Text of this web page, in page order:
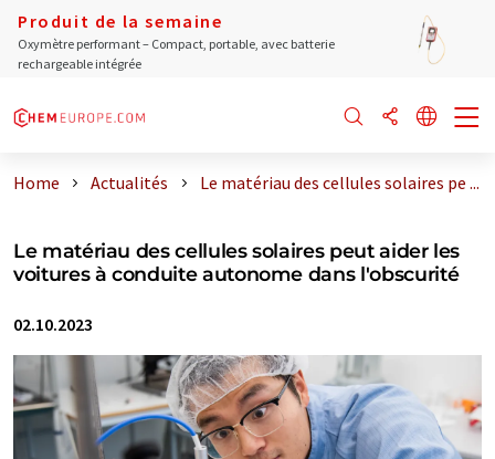
Produit de la semaine
Oxymètre performant – Compact, portable, avec batterie
rechargeable intégrée
Home Actualités Le matériau des cellules solaires pe ...
Le matériau des cellules solaires peut aider les
voitures à conduite autonome dans l'obscurité
02.10.2023